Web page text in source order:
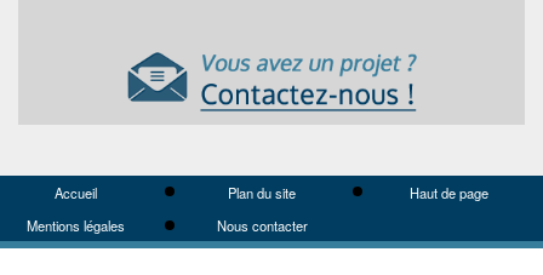
Accueil Plan du site
Haut de page
Mentions légales
Nous contacter